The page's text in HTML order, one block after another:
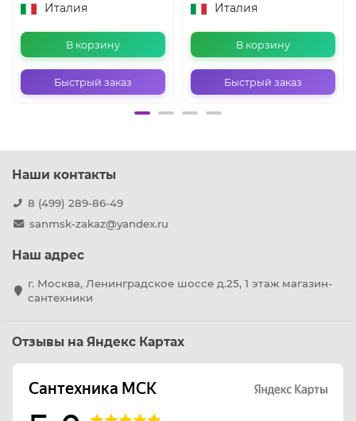
Италия
В корзину
Быстрый заказ
Италия
В корзину
Быстрый заказ
Наши контакты
8 (499) 289-86-49
sanmsk-zakaz@yandex.ru
Наш адрес
г. Москва, Ленинградское шоссе д.25, 1 этаж магазин-
сантехники
Отзывы на Яндекс Картах